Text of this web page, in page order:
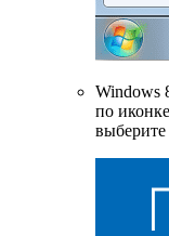
Windows
по